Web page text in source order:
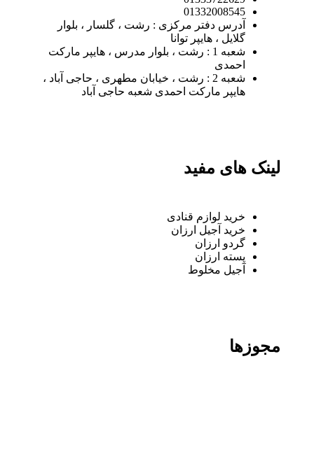
01332008545
آدرس دفتر مرکزی : رشت ، گلسار ، بلوار
گلایل ، هایپر توانا
شعبه 1 : رشت ، بلوار مدرس ، هایپر مارکت
احمدی
شعبه 2 : رشت ، خیابان مطهری ، حاجی آباد ،
هایپر مارکت احمدی شعبه حاجی آباد
لینک های مفید
خرید لوازم قنادی
خرید آجیل ارزان
گردو ارزان
پسته ارزان
آجیل مخلوط
مجوزها